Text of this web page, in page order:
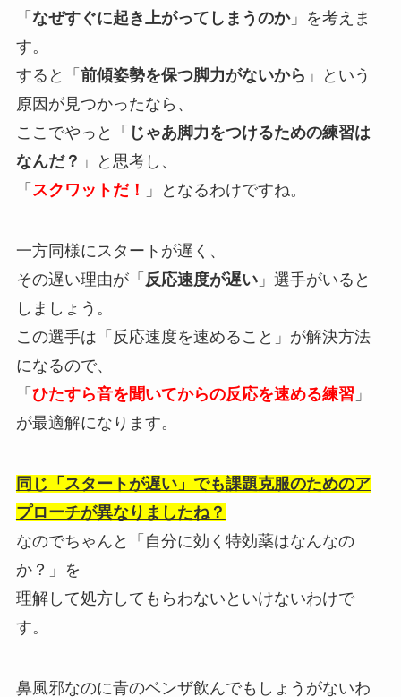
「 なぜすぐに起き上がってしまうのか」を考えま
す。
すると「 前傾姿勢を保つ脚力がないから 」という
原因が見つかったなら、
ここでやっと「 じゃあ脚力をつけるための練習は
なんだ？ 」と思考し、
「 スクワットだ！ 」となるわけですね。
一方同様にスタートが遅く、
その遅い理由が「 反応速度が遅い」選手がいると
しましょう。
この選手は「反応速度を速めること」が解決方法
になるので、
「 ひたすら音を聞いてからの反応を速める練習 」
が最適解になります。
同じ「スタートが遅い」でも課題克服のためのア
プローチが異なりましたね？
なのでちゃんと「自分に効く特効薬はなんなの
か？」を
理解して処方してもらわないといけないわけで
す。
鼻風邪なのに青のベンザ飲んでもしょうがないわ